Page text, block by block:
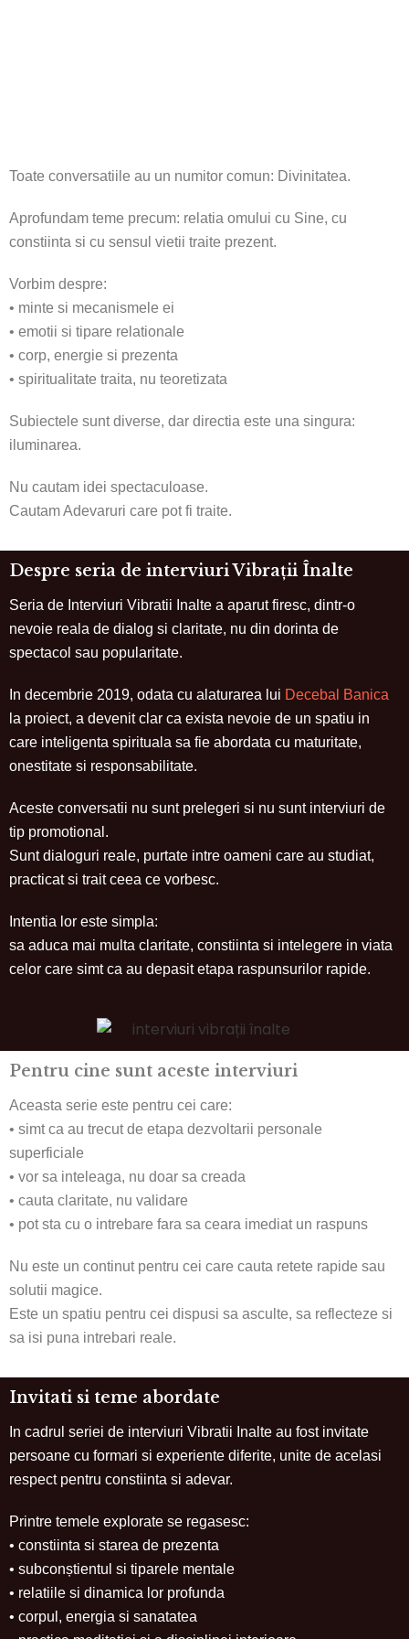
Toate conversatiile au un numitor comun: Divinitatea.
Aprofundam teme precum: relatia omului cu Sine, cu
constiinta si cu sensul vietii traite prezent.
Vorbim despre:
• minte si mecanismele ei
• emotii si tipare relationale
• corp, energie si prezenta
• spiritualitate traita, nu teoretizata
Subiectele sunt diverse, dar directia este una singura:
iluminarea.
Nu cautam idei spectaculoase.
Cautam Adevaruri care pot fi traite.
Despre seria de interviuri Vibrații Înalte
Seria de Interviuri Vibratii Inalte a aparut firesc, dintr-o
nevoie reala de dialog si claritate, nu din dorinta de
spectacol sau popularitate.
In decembrie 2019, odata cu alaturarea lui Decebal Banica
la proiect, a devenit clar ca exista nevoie de un spatiu in
care inteligenta spirituala sa fie abordata cu maturitate,
onestitate si responsabilitate.
Aceste conversatii nu sunt prelegeri si nu sunt interviuri de
tip promotional.
Sunt dialoguri reale, purtate intre oameni care au studiat,
practicat si trait ceea ce vorbesc.
Intentia lor este simpla:
sa aduca mai multa claritate, constiinta si intelegere in viata
celor care simt ca au depasit etapa raspunsurilor rapide.
Pentru cine sunt aceste interviuri
Aceasta serie este pentru cei care:
• simt ca au trecut de etapa dezvoltarii personale
superficiale
• vor sa inteleaga, nu doar sa creada
• cauta claritate, nu validare
• pot sta cu o intrebare fara sa ceara imediat un raspuns
Nu este un continut pentru cei care cauta retete rapide sau
solutii magice.
Este un spatiu pentru cei dispusi sa asculte, sa reflecteze si
sa isi puna intrebari reale.
Invitati si teme abordate
In cadrul seriei de interviuri Vibratii Inalte au fost invitate
persoane cu formari si experiente diferite, unite de acelasi
respect pentru constiinta si adevar.
Printre temele explorate se regasesc:
• constiinta si starea de prezenta
• subconștientul si tiparele mentale
• relatiile si dinamica lor profunda
• corpul, energia si sanatatea